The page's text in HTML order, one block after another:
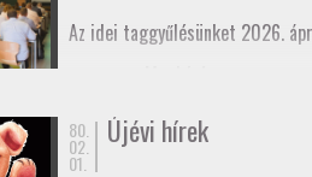
Az idei taggyűlésünket 2026.
80.
02.
01.
Újévi hírek